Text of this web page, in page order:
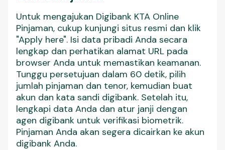
Untuk mengajukan Digibank KTA Online
Pinjaman, cukup kunjungi situs resmi dan klik
"Apply here". Isi data pribadi Anda secara
lengkap dan perhatikan alamat URL pada
browser Anda untuk memastikan keamanan.
Tunggu persetujuan dalam 60 detik, pilih
jumlah pinjaman dan tenor, kemudian buat
akun dan kata sandi digibank. Setelah itu,
lengkapi data Anda dan atur janji dengan
agen digibank untuk verifikasi biometrik.
Pinjaman Anda akan segera dicairkan ke akun
digibank Anda.